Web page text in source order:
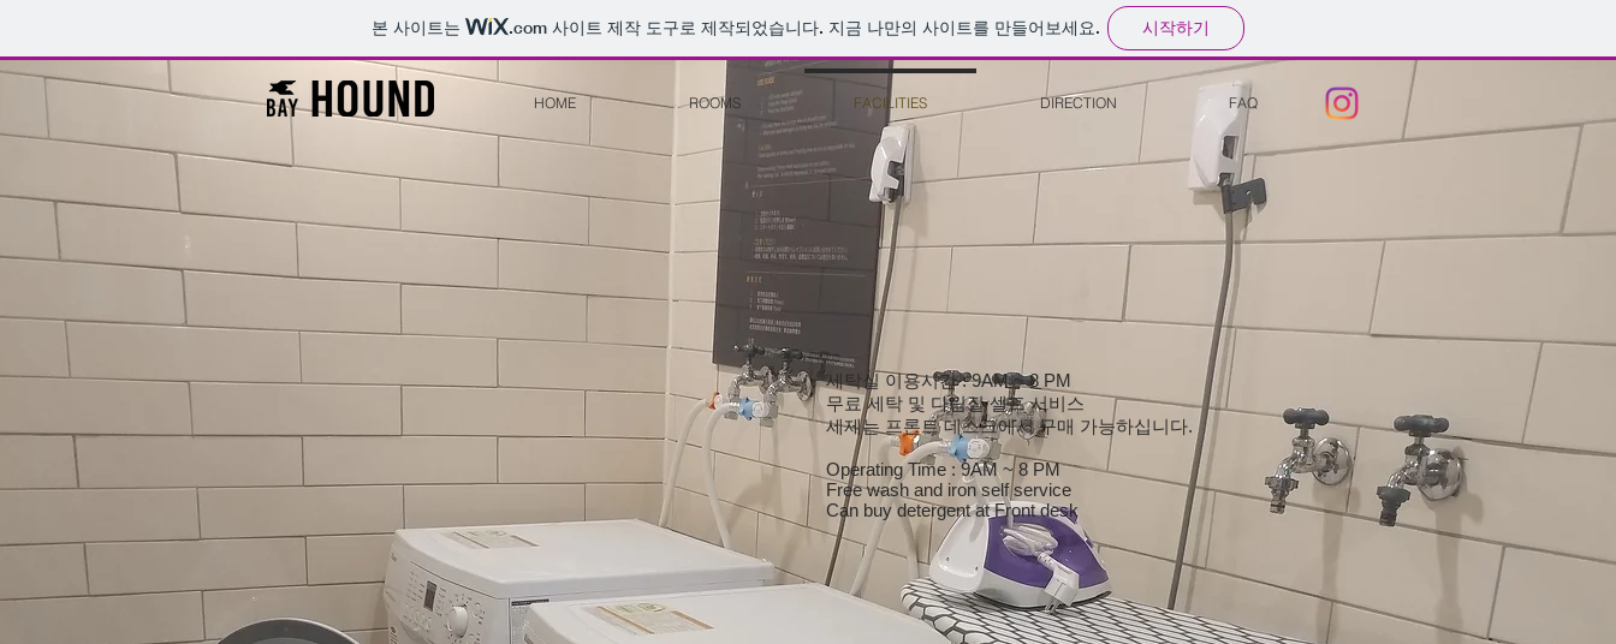
본 사이트는 .com 사이트 제작 도구로 제작되었습니다. 지금 나만의 사이트를 만들어보세요. 시작하기
HOME ROOMS FACILITIES DIRECTION FAQ
세탁실 이용시간 : 9AM ~ 8 PM
무료 세탁 및 다림질 셀프 서비스
세제는 프론트 데스크에서 구매 가능하십니다.
Operating Time : 9AM ~ 8 PM
Free wash and iron self service
Can buy detergent at Front desk